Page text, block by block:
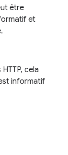
être
et
cela
informatif